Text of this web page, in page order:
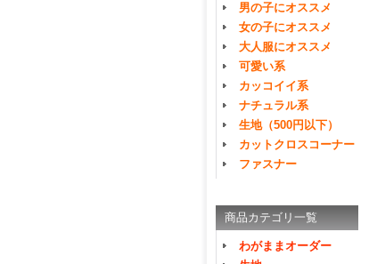
男の子にオススメ
女の子にオススメ
大人服にオススメ
可愛い系
カッコイイ系
ナチュラル系
生地（500円以下）
カットクロスコーナー
ファスナー
商品カテゴリ一覧
わがままオーダー